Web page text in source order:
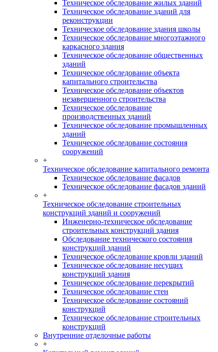
Техническое обследование жилых зданий
Техническое обследование зданий для
реконструкции
Техническое обследование здания школы
Техническое обследование многоэтажного
каркасного здания
Техническое обследование общественных
зданий
Техническое обследование объекта
капитального строительства
Техническое обследование объектов
незавершенного строительства
Техническое обследование
производственных зданий
Техническое обследование промышленных
зданий
Техническое обследование состояния
сооружений
+
Техническое обследование капитального ремонта
Техническое обследование фасадов
Техническое обследование фасадов зданий
+
Техническое обследование строительных
конструкций зданий и сооружений
Инженерно-техническое обследование
строительных конструкций здания
Обследование технического состояния
конструкций зданий
Техническое обследование кровли зданий
Техническое обследование несущих
конструкций здания
Техническое обследование перекрытий
Техническое обследование стен
Техническое обследование состояний
конструкций
Техническое обследование строительных
конструкций
Внутренние отделочные работы
+